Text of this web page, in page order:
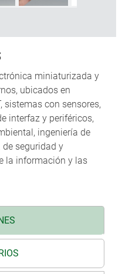
no funcionaría sin este
cuenta por
componentes de
la angularidad del
inclinadas,
caja robusta montada
destaca la
producto con un juego
de un diamante."
Design
miniaturizada y
ubicados en
sistemas con sensores,
interfaz y periféricos,
ingeniería de
seguridad y
la información y las